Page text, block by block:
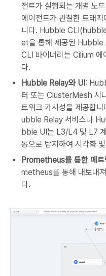
전트가 실행되는 개별 노
에이전트가 관찰한 트래
니다. Hubble
et을 통해 제공된 Hubble
CLI 바이너리는 Cilium 에
다.
Hubble Relay와 UI:
터 또는 ClusterMesh 시
트워크 가시성을 제공합
ubble Relay 서비스나
bble UI는 L3/L4 및 L7 계
동으로 탐지하여 시각화
Prometheus를 통한 메트
metheus를 통해 내보내
다.